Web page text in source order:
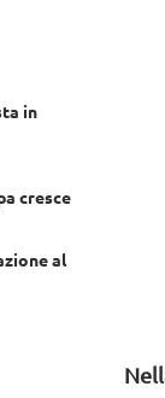
in
cresce
al